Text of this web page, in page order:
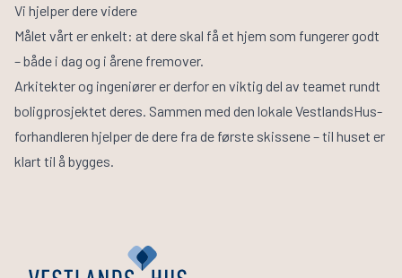
Vi hjelper dere videre
Målet vårt er enkelt: at dere skal få et hjem som fungerer godt
– både i dag og i årene fremover.
Arkitekter og ingeniører er derfor en viktig del av teamet rundt
boligprosjektet deres. Sammen med den lokale VestlandsHus-
forhandleren hjelper de dere fra de første skissene – til huset er
klart til å bygges.